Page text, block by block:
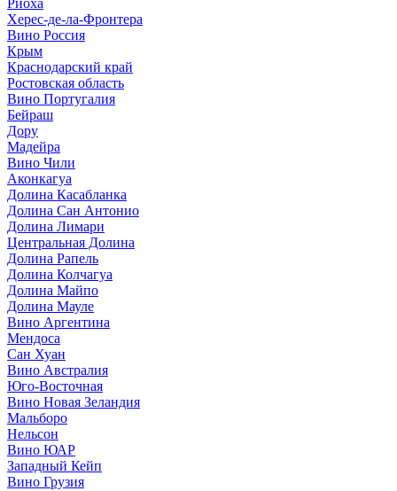
Риоха
Херес-де-ла-Фронтера
Вино Россия
Крым
Краснодарский край
Ростовская область
Вино Португалия
Бейраш
Дору
Мадейра
Вино Чили
Аконкагуа
Долина Касабланка
Долина Сан Антонио
Долина Лимари
Центральная Долина
Долина Рапель
Долина Колчагуа
Долина Майпо
Долина Мауле
Вино Аргентина
Мендоса
Сан Хуан
Вино Австралия
Юго-Восточная
Вино Новая Зеландия
Мальборо
Нельсон
Вино ЮАР
Западный Кейп
Вино Грузия